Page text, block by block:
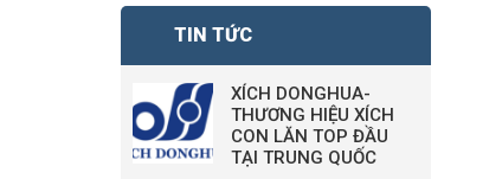
TIN TỨC
XÍCH DONGHUA-
THƯƠNG HIỆU XÍCH
CON LĂN TOP ĐẦU
TẠI TRUNG QUỐC